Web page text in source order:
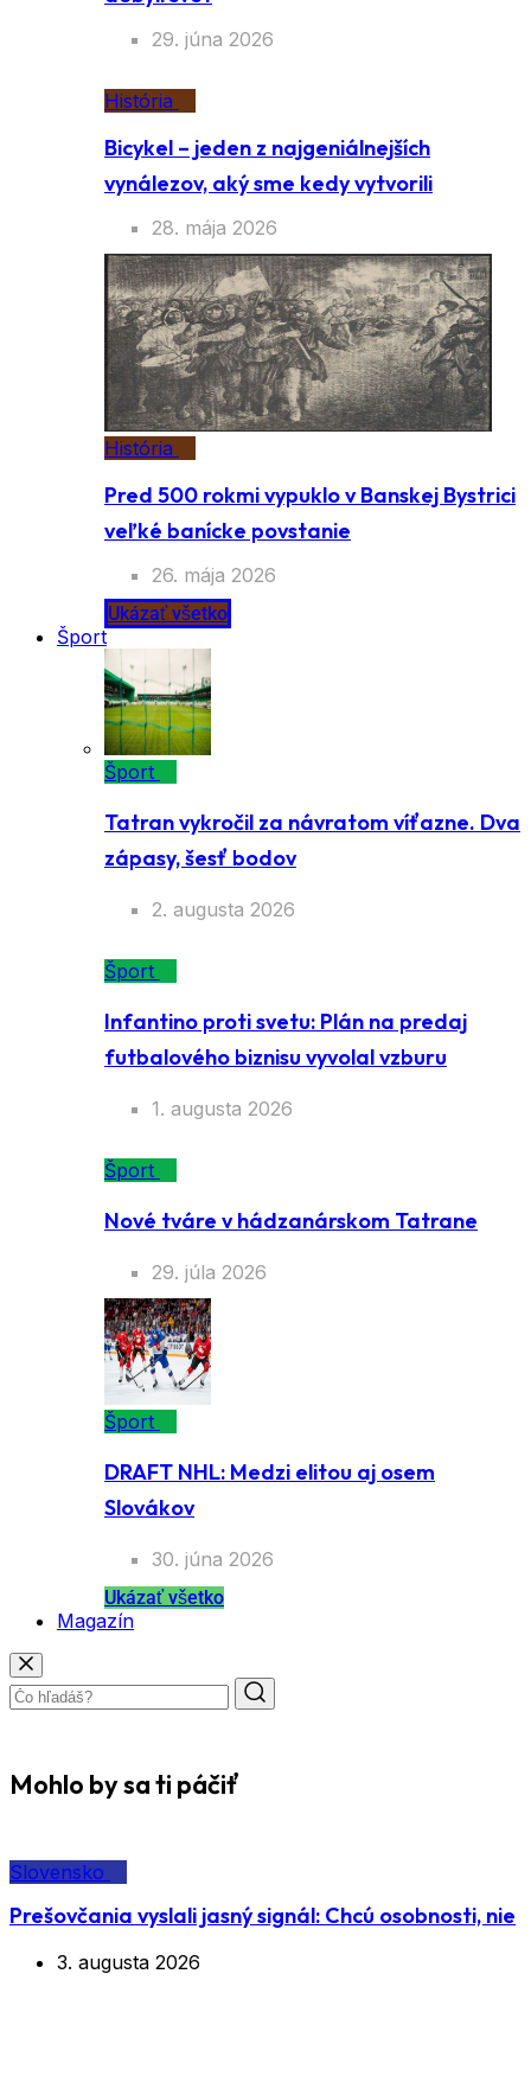
29. júna 2026
História
Bicykel – jeden z najgeniálnejších
vynálezov, aký sme kedy vytvorili
28. mája 2026
História
Pred 500 rokmi vypuklo v Banskej Bystrici
veľké banícke povstanie
26. mája 2026
Ukázať všetko
Šport
Šport
Tatran vykročil za návratom víťazne. Dva
zápasy, šesť bodov
2. augusta 2026
Šport
Infantino proti svetu: Plán na predaj
futbalového biznisu vyvolal vzburu
1. augusta 2026
Šport
Nové tváre v hádzanárskom Tatrane
29. júla 2026
Šport
DRAFT NHL: Medzi elitou aj osem
Slovákov
30. júna 2026
Ukázať všetko
Magazín
Mohlo by sa ti páčiť
Slovensko
Prešovčania vyslali jasný signál: Chcú osobnosti, nie
3. augusta 2026